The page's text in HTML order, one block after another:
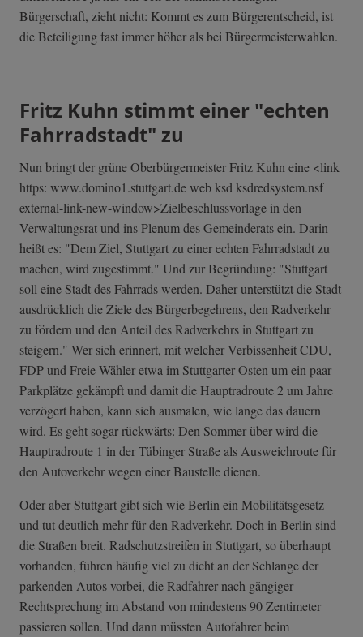
Bürgerschaft, zieht nicht: Kommt es zum Bürgerentscheid, ist
die Beteiligung fast immer höher als bei Bürgermeisterwahlen.
Fritz Kuhn stimmt einer "echten
Fahrradstadt" zu
Nun bringt der grüne Oberbürgermeister Fritz Kuhn eine <link
https: www.domino1.stuttgart.de web ksd ksdredsystem.nsf
external-link-n­ew-window>Zielb­eschlussvorlage in den
Verwaltungsrat und ins Plenum des Gemeinderats ein. Darin
heißt es: "Dem Ziel, Stuttgart zu einer echten Fahrradstadt zu
machen, wird zugestimmt." Und zur Begründung: "Stuttgart
soll eine Stadt des Fahrrads werden. Daher unterstützt die Stadt
ausdrücklich die Ziele des Bürgerbegehrens, den Radverkehr
zu fördern und den Anteil des Radverkehrs in Stuttgart zu
steigern." Wer sich erinnert, mit welcher Verbissenheit CDU,
FDP und Freie Wähler etwa im Stuttgarter Osten um ein paar
Parkplätze gekämpft und damit die Hauptradroute 2 um Jahre
verzögert haben, kann sich ausmalen, wie lange das dauern
wird. Es geht sogar rückwärts: Den Sommer über wird die
Hauptradroute 1 in der Tübinger Straße als Ausweichroute für
den Autoverkehr wegen einer Baustelle dienen.
Oder aber Stuttgart gibt sich wie Berlin ein Mobilitätsgesetz
und tut deutlich mehr für den Radverkehr. Doch in Berlin sind
die Straßen breit. Radschutzstreifen in Stuttgart, so überhaupt
vorhanden, führen häufig viel zu dicht an der Schlange der
parkenden Autos vorbei, die Radfahrer nach gängiger
Rechtsprechung im Abstand von mindestens 90 Zentimeter
passieren sollen. Und dann müssten Autofahrer beim